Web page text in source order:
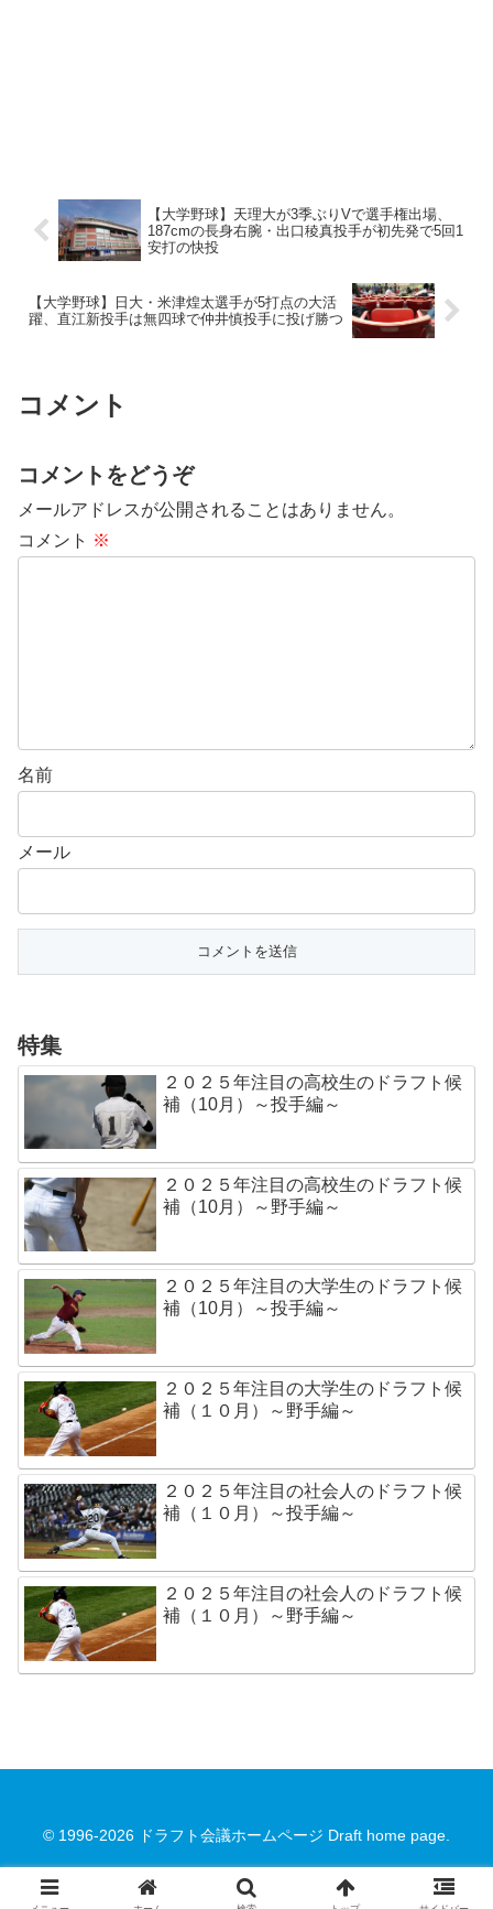
【大学野球】天理大が3季ぶりVで選手権出場、
187cmの長身右腕・出口稜真投手が初先発で5回1
安打の快投
【大学野球】日大・米津煌太選手が5打点の大活
躍、直江新投手は無四球で仲井慎投手に投げ勝つ
コメント
コメントをどうぞ
メールアドレスが公開されることはありません。
コメント ※
名前
メール
特集
２０２５年注目の高校生のドラフト候
補（10月）～投手編～
２０２５年注目の高校生のドラフト候
補（10月）～野手編～
２０２５年注目の大学生のドラフト候
補（10月）～投手編～
２０２５年注目の大学生のドラフト候
補（１０月）～野手編～
２０２５年注目の社会人のドラフト候
補（１０月）～投手編～
２０２５年注目の社会人のドラフト候
補（１０月）～野手編～
© 1996-2026 ドラフト会議ホームページ Draft home page.